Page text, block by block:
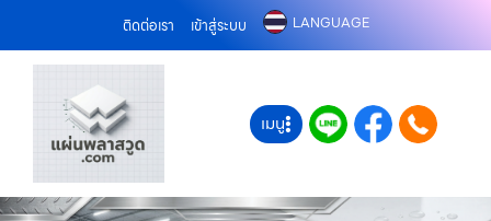
ติดต่อเรา เข้าสู่ระบบ LANGUAGE
เมนู